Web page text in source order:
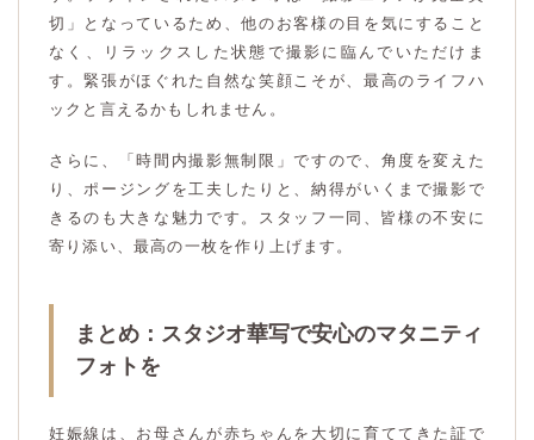
切」となっているため、他のお客様の目を気にすること
なく、リラックスした状態で撮影に臨んでいただけま
す。緊張がほぐれた自然な笑顔こそが、最高のライフハ
ックと言えるかもしれません。
さらに、「時間内撮影無制限」ですので、角度を変えた
り、ポージングを工夫したりと、納得がいくまで撮影で
きるのも大きな魅力です。スタッフ一同、皆様の不安に
寄り添い、最高の一枚を作り上げます。
まとめ：スタジオ華写で安心のマタニティ
フォトを
妊娠線は、お母さんが赤ちゃんを大切に育ててきた証で